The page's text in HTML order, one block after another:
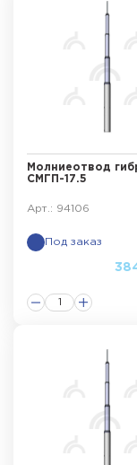
Молниеотвод
СМГП-17.5
Арт.: 94106
Под заказ